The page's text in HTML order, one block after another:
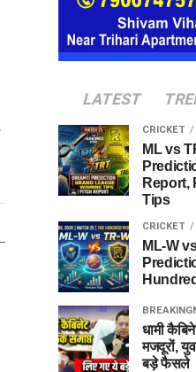
LATEST
CRICKET
ML vs
Report,
Tips
CRICKET
ML-W
धामी
मजदूरों,
बड़े फैसले